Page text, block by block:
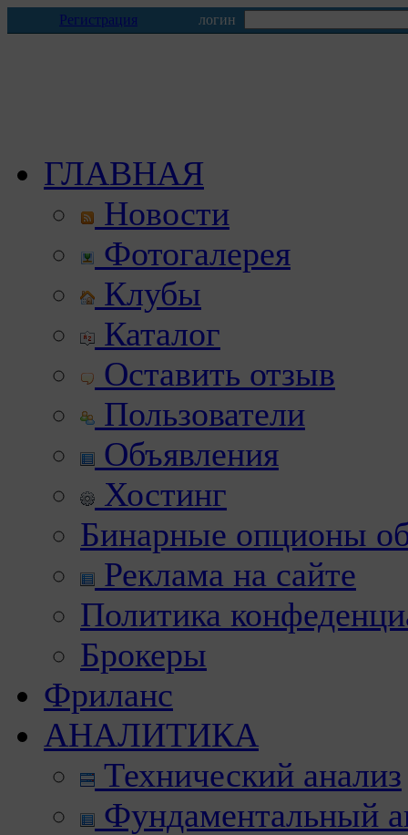
Регистрация логин
ГЛАВНАЯ
Новости
Фотогалерея
Клубы
Каталог
Оставить отзыв
Пользователи
Объявления
Хостинг
Бинарные опционы
Реклама на сайте
Политика
Брокеры
Фриланс
АНАЛИТИКА
Технический анализ
Фундаментальный